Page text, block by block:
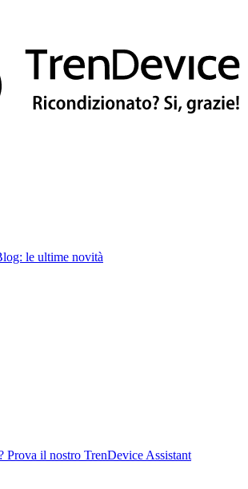
le ultime novità
Prova il nostro TrenDevice Assistant